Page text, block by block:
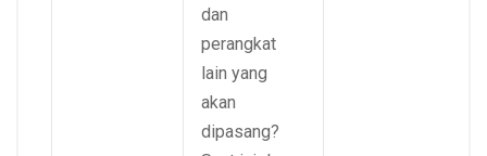
dan
perangkat
lain yang
akan
dipasang?